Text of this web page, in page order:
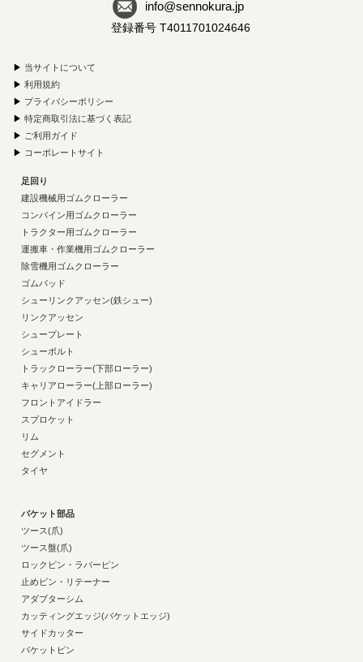
info@sennokura.jp
登録番号 T4011701024646
▶ 当サイトについて
▶ 利用規約
▶ プライバシーポリシー
▶ 特定商取引法に基づく表記
▶ ご利用ガイド
▶ コーポレートサイト
足回り
建設機械用ゴムクローラー
コンバイン用ゴムクローラー
トラクター用ゴムクローラー
運搬車・作業機用ゴムクローラー
除雪機用ゴムクローラー
ゴムパッド
シューリンクアッセン(鉄シュー)
リンクアッセン
シュープレート
シューボルト
トラックローラー(下部ローラー)
キャリアローラー(上部ローラー)
フロントアイドラー
スプロケット
リム
セグメント
タイヤ
バケット部品
ツース(爪)
ツース盤(爪)
ロックピン・ラバーピン
止めピン・リテーナー
アダプターシム
カッティングエッジ(バケットエッジ)
サイドカッター
バケットピン